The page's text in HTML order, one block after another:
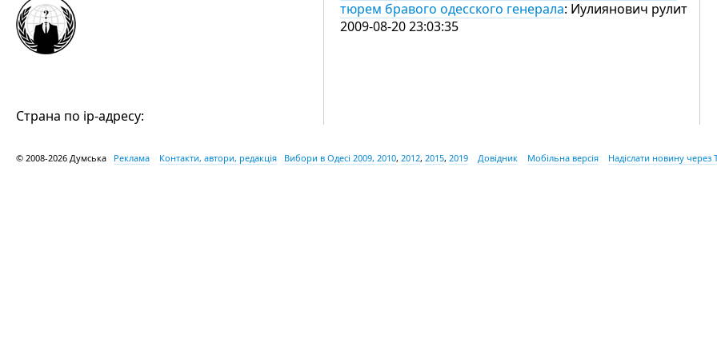
Страна по ip-адресу:
тюрем бравого одесского генерала: Иулиянович рулит
2009-08-20 23:03:35
© 2008-2026 Думська Реклама Контакти, автори, редакція Вибори в Одесі 2009, 2010, 2012, 2015, 2019 Довідник Мобільна версія Надіслати новину через